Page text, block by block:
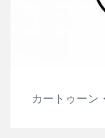
カートゥーン